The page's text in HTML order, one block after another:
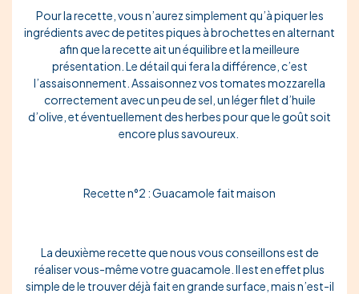
Pour la recette, vous n’aurez simplement qu’àpiquerles
ingrédients avec de petites piques à brochettes en alternant
afin que la recette ait un équilibre et la meilleure
présentation. Le détail qui fera la différence, c’est
l’assaisonnement. Assaisonnez vos tomates mozzarella
correctement avec un peu de sel, un léger filet d’huile
d’olive, et éventuellement des herbes pour que le goût soit
encore plus savoureux.
Recette n°2 : Guacamole fait maison
La deuxième recette que nous vous conseillons est de
réaliser vous-même votre guacamole. Il est en effet plus
simple de le trouver déjà fait en grande surface, mais n’est-il